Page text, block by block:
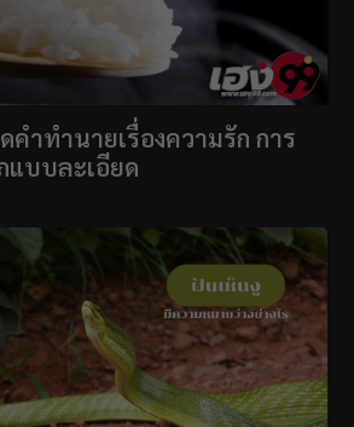
คำทำนายเรื่องความรัก การ
แบบละเอียด